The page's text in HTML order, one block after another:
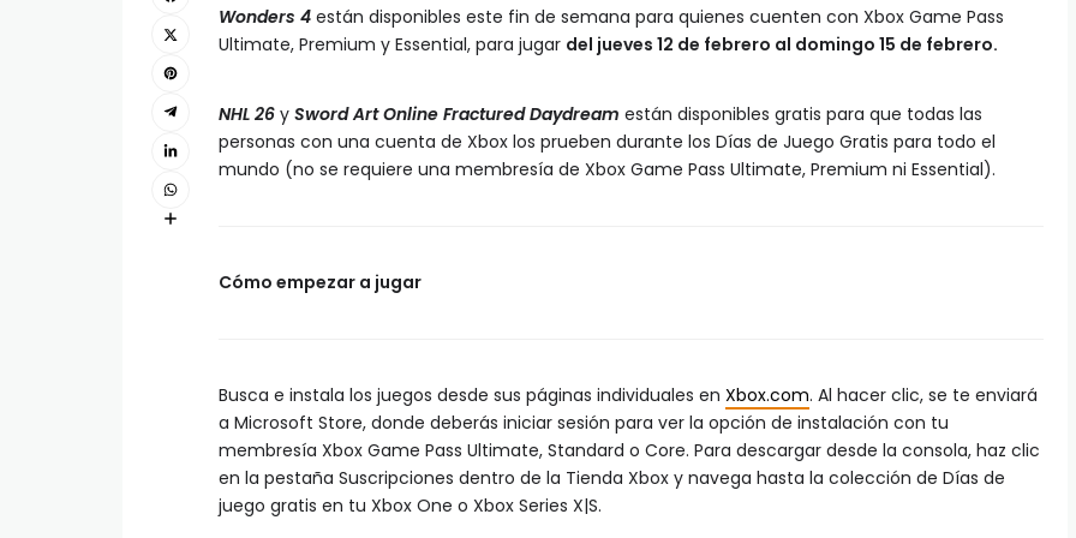
Wonders 4 están disponibles este fin de semana para quienes cuenten con Xbox Game Pass
Ultimate, Premium y Essential, para jugar del jueves 12 de febrero al domingo 15 de febrero.
NHL 26 y Sword Art Online Fractured Daydream están disponibles gratis para que todas las
personas con una cuenta de Xbox los prueben durante los Días de Juego Gratis para todo el
mundo (no se requiere una membresía de Xbox Game Pass Ultimate, Premium ni Essential).
Cómo empezar a jugar
Busca e instala los juegos desde sus páginas individuales en Xbox.com. Al hacer clic, se te enviará
a Microsoft Store, donde deberás iniciar sesión para ver la opción de instalación con tu
membresía Xbox Game Pass Ultimate, Standard o Core. Para descargar desde la consola, haz clic
en la pestaña Suscripciones dentro de la Tienda Xbox y navega hasta la colección de Días de
juego gratis en tu Xbox One o Xbox Series X|S.